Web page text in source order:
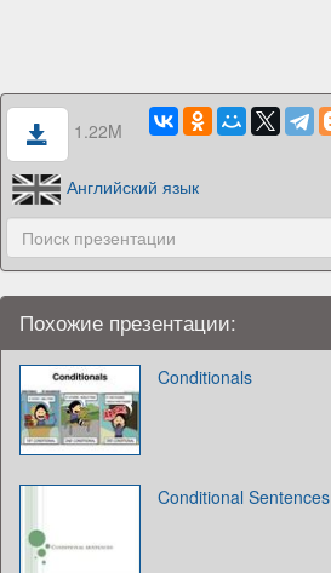
1.22M
Английский язык
Похожие презентации:
Conditionals
Conditional Sentences